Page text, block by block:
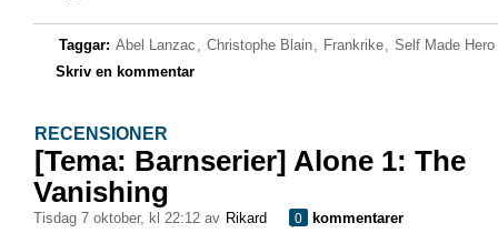
Taggar: Abel Lanzac , Christophe Blain, Frankrike, Self Made Hero
Skriv en kommentar
RECENSIONER
[Tema: Barnserier] Alone 1: The
Vanishing
tisdag 7 oktober, kl 22:12 av Rikard 0 kommentarer